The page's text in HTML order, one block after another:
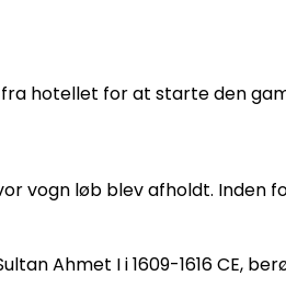
hotellet for at starte den
vogn løb blev afholdt. Inden
Ahmet I i 1609-1616 CE,